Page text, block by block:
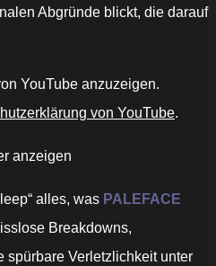
Abgründe blickt, die darauf
YouTube anzuzeigen.
von YouTube.
anzeigen
alles, was PALEFACE
Breakdowns,
spürbare Verletzlichkeit unter